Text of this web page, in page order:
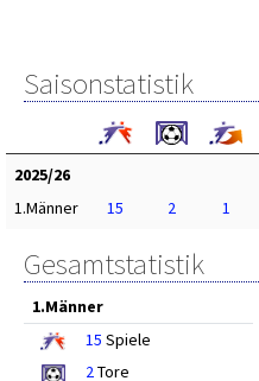
Saisonstatistik
2025/26
1.Männer
15 2 1
Gesamtstatistik
1.Männer
15 Spiele
2Tore